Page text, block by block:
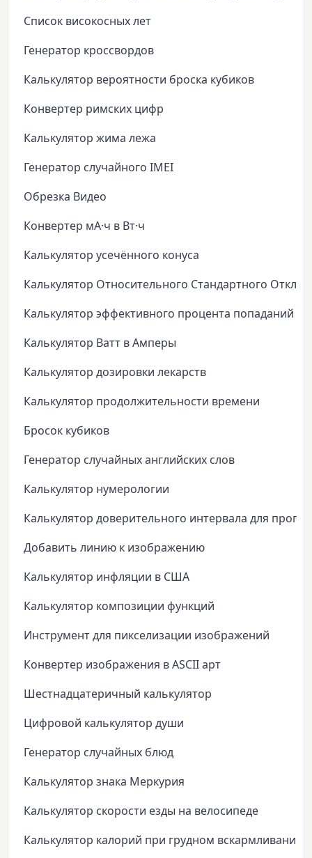
Список високосных лет
Генератор кроссвордов
Калькулятор вероятности броска кубиков
Конвертер римских цифр
Калькулятор жима лежа
Генератор случайного IMEI
Обрезка Видео
Конвертер мА·ч в Вт·ч
Калькулятор усечённого конуса
Калькулятор Относительного Стандартного
Калькулятор эффективного процента попаданий
Калькулятор Ватт в Амперы
Калькулятор дозировки лекарств
Калькулятор продолжительности времени
Бросок кубиков
Генератор случайных английских слов
Калькулятор нумерологии
Калькулятор доверительного интервала для
Добавить линию к изображению
Калькулятор инфляции в США
Калькулятор композиции функций
Инструмент для пикселизации изображений
Конвертер изображения в ASCII арт
Шестнадцатеричный калькулятор
Цифровой калькулятор души
Генератор случайных блюд
Калькулятор знака Меркурия
Калькулятор скорости езды на велосипеде
Калькулятор калорий при грудном вскармливании